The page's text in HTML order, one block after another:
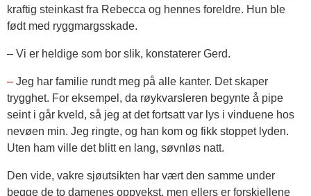
kraftig steinkast fra Rebecca og hennes foreldre. Hun ble
født med ryggmargsskade.
– Vi er heldige som bor slik, konstaterer Gerd.
– Jeg har familie rundt meg på alle kanter. Det skaper
trygghet. For eksempel, da røykvarsleren begynte å pipe
seint i går kveld, så jeg at det fortsatt var lys i vinduene hos
nevøen min. Jeg ringte, og han kom og fikk stoppet lyden.
Uten ham ville det blitt en lang, søvnløs natt.
Den vide, vakre sjøutsikten har vært den samme under
begge de to damenes oppvekst, men ellers er forskjellene